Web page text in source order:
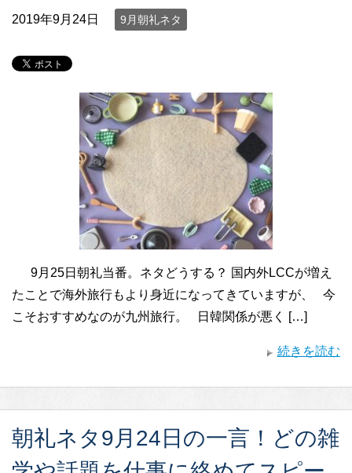
2019年9月24日 9月朝礼ネタ
9月25日朝礼当番。ネタどうする？ 国内外LCCが増え
たことで海外旅行もより身近になってきていますが、 今
こそおすすめなのが九州旅行。 日韓関係が悪く […]
続きを読む
朝礼ネタ9月24日の一言！どの雑